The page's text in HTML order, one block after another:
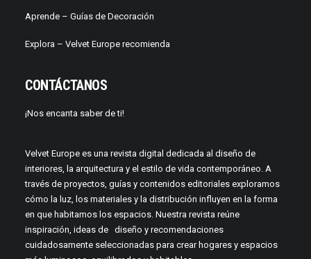
Aprende – Guías de Decoración
Explora – Velvet Europe recomienda
CONTÁCTANOS
¡Nos encanta saber de ti!
Velvet Europe es una revista digital dedicada al diseño de
interiores, la arquitectura y el estilo de vida contemporáneo. A
través de proyectos, guías y contenidos editoriales exploramos
cómo la luz, los materiales y la distribución influyen en la forma
en que habitamos los espacios. Nuestra revista reúne
inspiración, ideas de diseño y recomendaciones
cuidadosamente seleccionadas para crear hogares y espacios